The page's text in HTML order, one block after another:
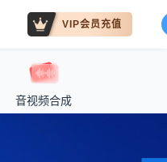
VIP会员充值
音视频合成